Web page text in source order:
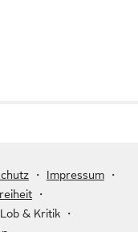
・ Impressum
・
・
Lob & Kritik
・